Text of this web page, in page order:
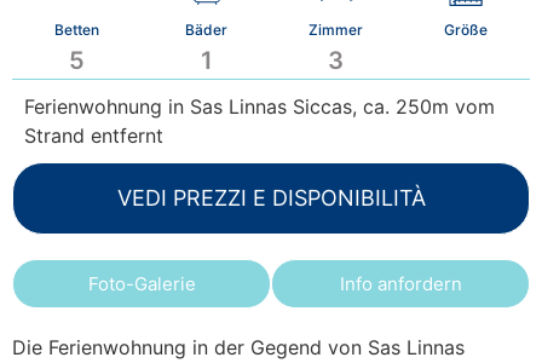
Betten
5
Bäder
1
Zimmer
3
Größe
Ferienwohnung in Sas Linnas Siccas, ca. 250m vom
Strand entfernt
VEDI PREZZI E DISPONIBILITÀ
Foto-Galerie Info anfordern
Die Ferienwohnung in der Gegend von Sas Linnas